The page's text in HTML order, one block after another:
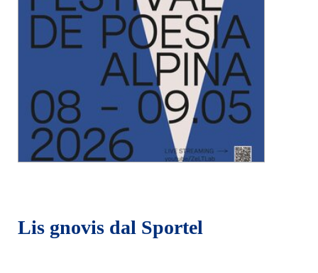
Lis gnovis dal Sportel